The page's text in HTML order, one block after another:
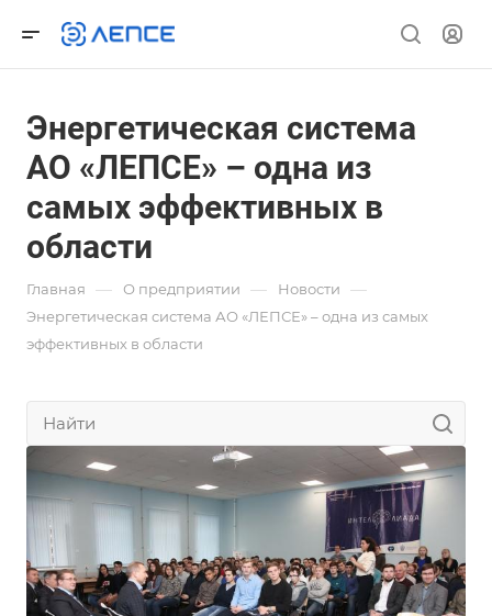
Энергетическая система
АО «ЛЕПСЕ» – одна из
самых эффективных в
области
Главная — О предприятии — Новости —
Энергетическая система АО «ЛЕПСЕ» – одна из самых
эффективных в области